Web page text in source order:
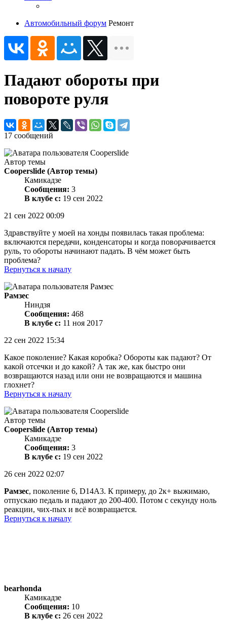
Автомобильный форум Ремонт
Падают обороты при
повороте руля
17 сообщений
Автор темы
Cooperslide (Автор темы)
Камикадзе
Сообщения: 3
В клубе с: 19 сен 2022
21 сен 2022 00:09
Здравствуйте у моей на хонды появилась такая проблема:
включаются передачи, конденсаторы и когда поворачивается
руль, то обороты начинают падать. В чём может быть
проблема?
Вернуться к началу
Рамзес
Ниндзя
Сообщения: 468
В клубе с: 11 ноя 2017
22 сен 2022 15:34
Какое поколение? Какая коробка? Обороты как падают? От
какой отсечки и до какой? А так же, как быстро они
возвращаются назад или они не возвращаются и машина
глохнет?
Вернуться к началу
Автор темы
Cooperslide (Автор темы)
Камикадзе
Сообщения: 3
В клубе с: 19 сен 2022
26 сен 2022 02:07
Рамзес, поколение 6, D14A3. К примеру, до 2к+ выжимаю,
отпускаю педаль и падают до 200-400. Потом с секунду ноль
реакции, чих-пых и всё возвращается.
Вернуться к началу
bearhonda
Камикадзе
Сообщения: 10
В клубе с: 26 сен 2022